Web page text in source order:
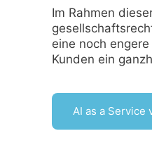
Im Rahmen
eine noch
Kunden ein
AI as a Service